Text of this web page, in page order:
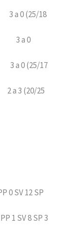
a 0 (25/18
3 a 0
0 (25/17
3 (20/25
SV 12 SP
1 SV 8 SP 3